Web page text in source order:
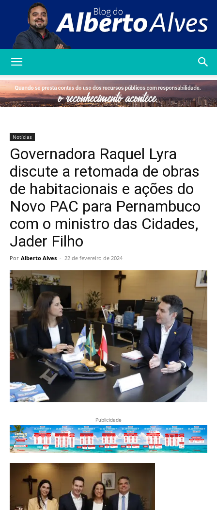
Alberto
Alves
Notícias
Governadora Raquel Lyra
discute a retomada de obras
de habitacionais e ações do
Novo PAC para Pernambuco
com o ministro das Cidades,
Jader Filho
Por Alberto Alves - 22 de fevereiro de 2024
Publicidade